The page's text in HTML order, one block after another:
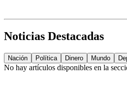
Noticias Destacadas
Nación Política Dinero Mundo
No hay artículos disponibles en la